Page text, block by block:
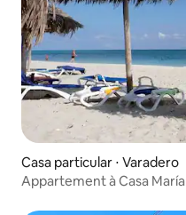
Casa particular ⋅ Varadero
Appartement à Casa María